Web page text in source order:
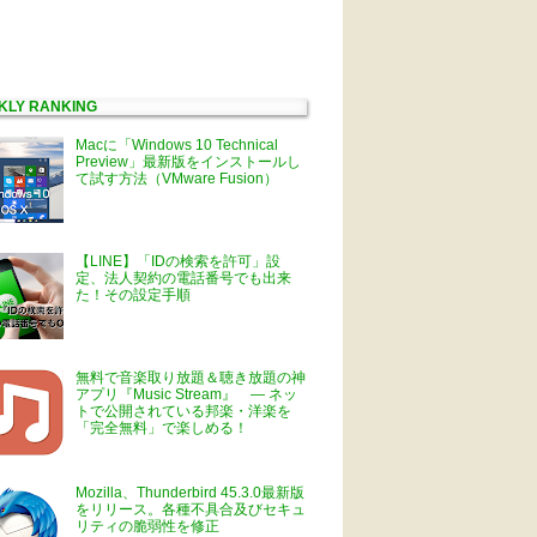
RANKING
Macに「Windows 10 Technical
Preview」最新版をインストールし
て試す方法（VMware Fusion）
【LINE】「IDの検索を許可」設
定、法人契約の電話番号でも出来
た！その設定手順
無料で音楽取り放題＆聴き放題の神
アプリ『Music Stream』 ― ネッ
トで公開されている邦楽・洋楽を
「完全無料」で楽しめる！
Mozilla、Thunderbird 45.3.0最新版
をリリース。各種不具合及びセキュ
リティの脆弱性を修正